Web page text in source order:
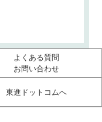
よくある質問
お問い合わせ
東進ドットコムへ